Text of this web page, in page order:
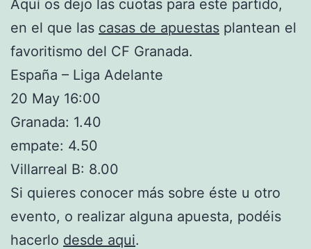
Aquí os dejo las cuotas para este partido,
en el que las casas de apuestas plantean el
favoritismo del CF Granada.
España – Liga Adelante
20 May 16:00
Granada: 1.40
empate: 4.50
Villarreal B: 8.00
Si quieres conocer más sobre éste u otro
evento, o realizar alguna apuesta, podéis
hacerlo desde aqui.